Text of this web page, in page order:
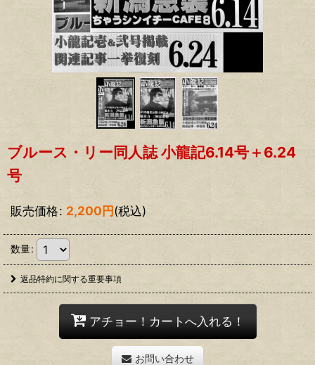
ブルース・リー同人誌 小龍記6.14号＋6.24
号
販売価格: 2,200円(税込)
数量:
返品特約に関する重要事項
アチョー！カートへ入れる！
お問い合わせ